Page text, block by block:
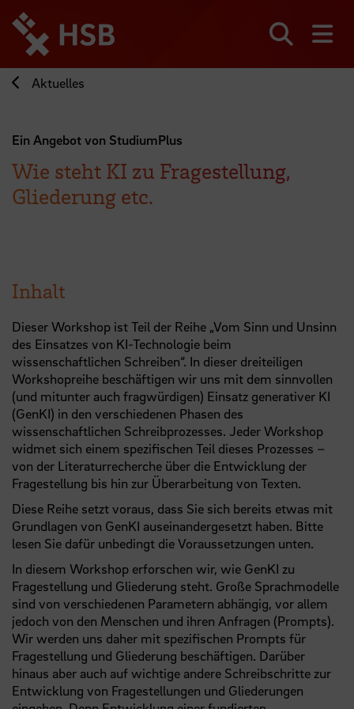
zum
Seiteninhalt
springen
Aktuelles
Ein Angebot von StudiumPlus
Wie steht KI zu Fragestellung,
Gliederung etc.
Inhalt
Dieser Workshop ist Teil der Reihe „Vom Sinn und Unsinn
des Einsatzes von KI-Technologie beim
wissenschaftlichen Schreiben“. In dieser dreiteiligen
Workshopreihe beschäftigen wir uns mit dem sinnvollen
(und mitunter auch fragwürdigen) Einsatz generativer KI
(GenKI) in den verschiedenen Phasen des
wissenschaftlichen Schreibprozesses. Jeder Workshop
widmet sich einem spezifischen Teil dieses Prozesses –
von der Literaturrecherche über die Entwicklung der
Fragestellung bis hin zur Überarbeitung von Texten.
Diese Reihe setzt voraus, dass Sie sich bereits etwas mit
Grundlagen von GenKI auseinandergesetzt haben. Bitte
lesen Sie dafür unbedingt die Voraussetzungen unten.
In diesem Workshop erforschen wir, wie GenKI zu
Fragestellung und Gliederung steht. Große Sprachmodelle
sind von verschiedenen Parametern abhängig, vor allem
jedoch von den Menschen und ihren Anfragen (Prompts).
Wir werden uns daher mit spezifischen Prompts für
Fragestellung und Gliederung beschäftigen. Darüber
hinaus aber auch auf wichtige andere Schreibschritte zur
Entwicklung von Fragestellungen und Gliederungen